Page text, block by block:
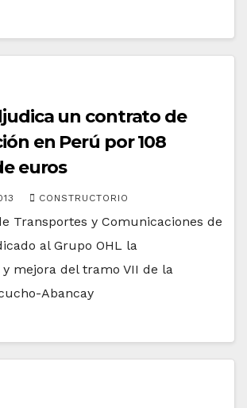
un contrato de
en Perú por 108
euros
CONSTRUCTORIO
Transportes y Comunicaciones de
al Grupo OHL la
mejora del tramo VII de la
Abancay